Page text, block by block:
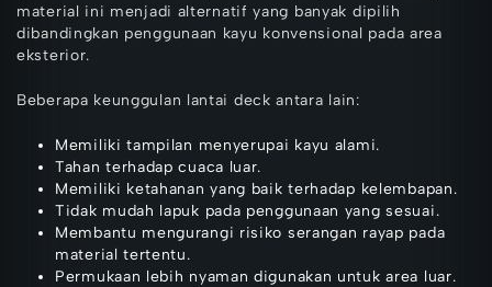
material ini menjadi alternatif yang banyak dipilih
dibandingkan penggunaan kayu konvensional pada area
eksterior.
Beberapa keunggulan lantai deck antara lain:
Memiliki tampilan menyerupai kayu alami.
Tahan terhadap cuaca luar.
Memiliki ketahanan yang baik terhadap kelembapan.
Tidak mudah lapuk pada penggunaan yang sesuai.
Membantu mengurangi risiko serangan rayap pada
material tertentu.
Permukaan lebih nyaman digunakan untuk area luar.